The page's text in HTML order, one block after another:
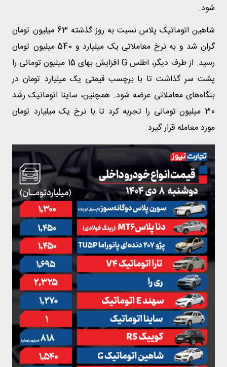
شود.
شاهین اتوماتیک پلاس نسبت به روز گذشته 63 میلیون تومان
گران شد و به نرخ معاملاتی یک میلیارد و 540 میلیون تومان
رسید. از طرف دیگر، اطلس G افزایش بهای 15 میلیون تومانی را
پشت سر گذاشت تا با برچسب قیمتی یک میلیارد تومان در
بنگاه‌های معاملاتی عرضه شود. همچنین، ساینا اتوماتیک رشد
30 میلیون تومانی را تجربه کرد تا با نرخ یک میلیارد تومان
مورد معامله قرار گیرد.